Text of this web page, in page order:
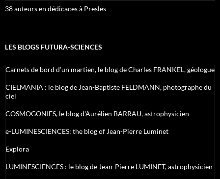
38 auteurs en dédicaces à Presles
LES BLOGS FUTURA-SCIENCES
Carnets de bord d’un martien, le blog de Charles FRANKEL, géologue
CIELMANIA : le blog de Jean-Baptiste FELDMANN, photographe du
ciel
COSMOGONIES, le blog d'Aurélien BARRAU, astrophysicien
e-LUMINESCIENCES: the blog of Jean-Pierre Luminet
Explora
LUMINESCIENCES : le blog de Jean-Pierre LUMINET, astrophysicien